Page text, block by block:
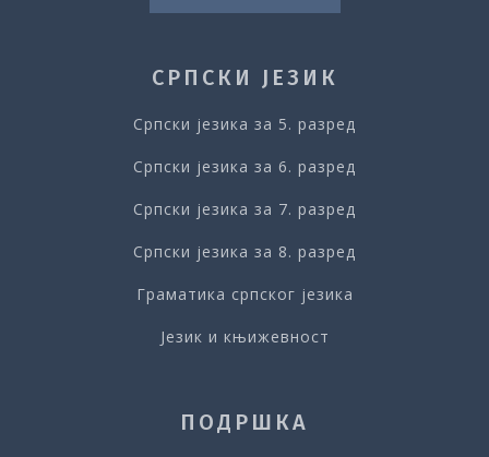
Тест – Анафора
Епифора
Тест – Епифора
Тест – Стилске фигуре
СРПСКИ ЈЕЗИК
Српски језика за 5. разред
Српски језика за 6. разред
Српски језика за 7. разред
Српски језика за 8. разред
Граматика српског језика
Језик и књижевност
ПОДРШКА